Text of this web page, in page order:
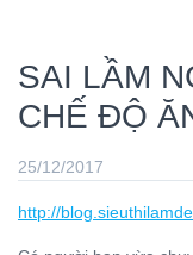
SAI LẦM
CHẾ ĐỘ
25/12/2017
http://